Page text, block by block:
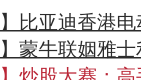
比亚迪香港
蒙牛联姻雅